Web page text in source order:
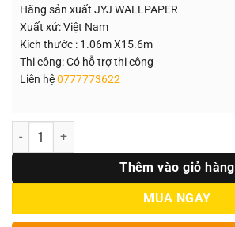
Hãng sản xuất JYJ WALLPAPER
Xuất xứ: Việt Nam
Kích thước : 1.06m X15.6m
Thi công: Có hỗ trợ thi công
Liên hệ0777773622
Số lượng
Thêm vào giỏ hàng
MUA NGAY